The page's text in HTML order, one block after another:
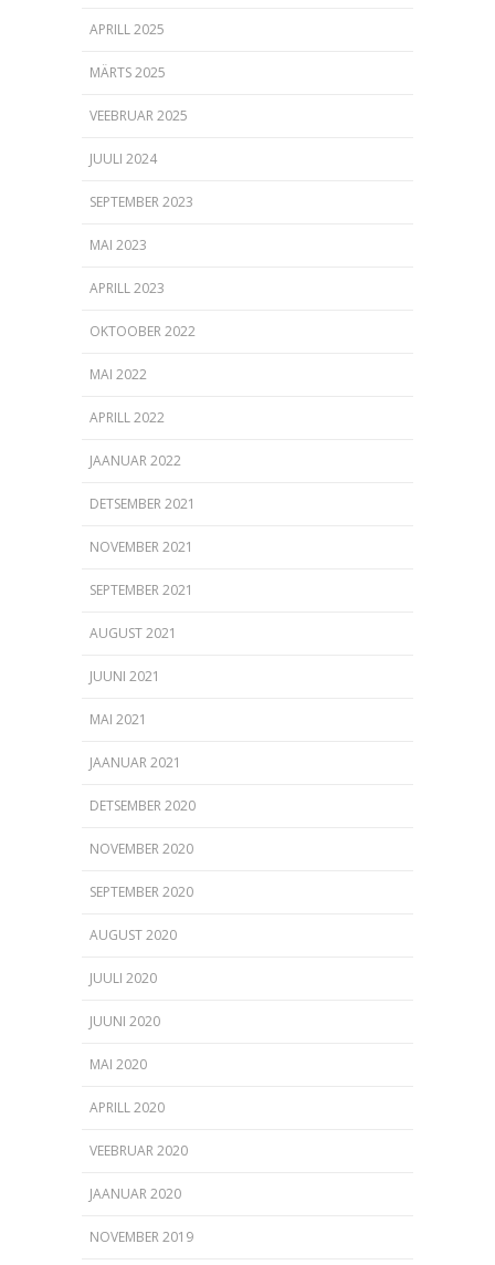
APRILL 2025
MÄRTS 2025
VEEBRUAR 2025
JUULI 2024
SEPTEMBER 2023
MAI 2023
APRILL 2023
OKTOOBER 2022
MAI 2022
APRILL 2022
JAANUAR 2022
DETSEMBER 2021
NOVEMBER 2021
SEPTEMBER 2021
AUGUST 2021
JUUNI 2021
MAI 2021
JAANUAR 2021
DETSEMBER 2020
NOVEMBER 2020
SEPTEMBER 2020
AUGUST 2020
JUULI 2020
JUUNI 2020
MAI 2020
APRILL 2020
VEEBRUAR 2020
JAANUAR 2020
NOVEMBER 2019